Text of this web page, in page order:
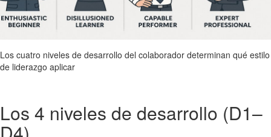
Los cuatro niveles de desarrollo del colaborador determinan qué estilo
de liderazgo aplicar
Los 4 niveles de desarrollo (D1–